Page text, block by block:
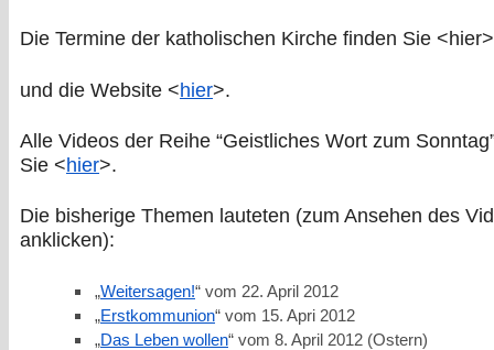
Die Termine der katholischen Kirche finden Sie <hier>
und die Website <hier>.
Alle Videos der Reihe “Geistliches Wort zum
Sie <hier>.
Die bisherige Themen lauteten (zum Ansehen des
anklicken):
„Weitersagen!“ vom 22. April 2012
„Erstkommunion“ vom 15. Apri 2012
„Das Leben wollen“ vom 8. April 2012 (Ostern)